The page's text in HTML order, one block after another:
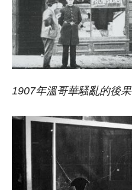
1907年溫哥華騷亂的後果